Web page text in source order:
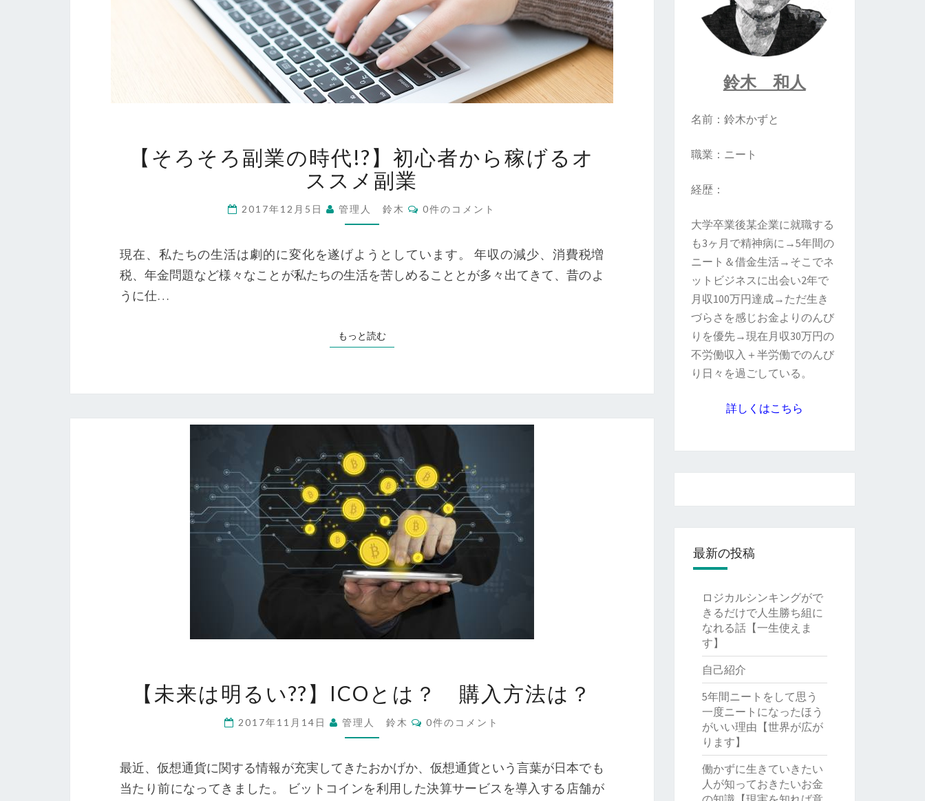
ろ
そ
副
業
時
代!?】
者
か
げ
る
ス
ス
メ
副
業
【そろそろ副業の時代!?】初心者から稼げるオ
ススメ副業
2017年12月5日 管理人 鈴木
コ
メ
0件のコメント
現在、私たちの生活は劇的に変化を遂げようとしています。 年収の減少、消費税増
税、年金問題など様々なことが私たちの生活を苦しめることとが多々出てきて、昔のよ
うに仕…
もっと読むもっと読む
来
明
い??】
ICO
と
【未来は明るい??】ICOとは？ 購入方法は？
2017年11月14日 管理人 鈴木
コ
メ
0件のコメント
最近、仮想通貨に関する情報が充実してきたおかげか、仮想通貨という言葉が日本でも
当たり前になってきました。 ビットコインを利用した決算サービスを導入する店舗が
鈴木 和人
名前：鈴木かずと
職業：ニート
経歴：
大学卒業後某企業に就職する
も3ヶ月で精神病に→5年間の
ニート＆借金生活→そこでネ
ットビジネスに出会い2年で
月収100万円達成→ただ生き
づらさを感じお金よりのんび
りを優先→現在月収30万円の
不労働収入＋半労働でのんび
り日々を過ごしている。
詳しくはこちら
最新の投稿
ロジカルシンキングがで
きるだけで人生勝ち組に
なれる話【一生使えま
す】
自己紹介
5年間ニートをして思う
一度ニートになったほう
がいい理由【世界が広が
ります】
働かずに生きていきたい
人が知っておきたいお金